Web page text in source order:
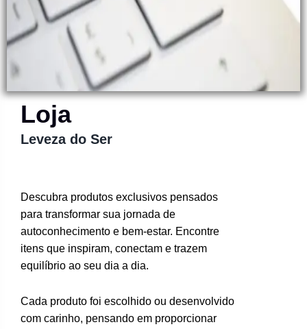
Loja
Leveza do Ser
Descubra produtos exclusivos pensados
para transformar sua jornada de
autoconhecimento e bem-estar. Encontre
itens que inspiram, conectam e trazem
equilíbrio ao seu dia a dia.
Cada produto foi escolhido ou desenvolvido
com carinho, pensando em proporcionar